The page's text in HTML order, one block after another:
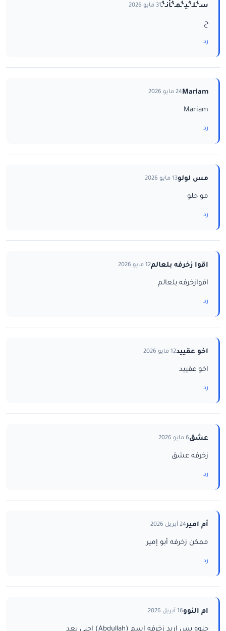
سـ‘ـُلـ‘ـُيـ‘ـُمـ‘ـُاْنـ‘ـُ31 مايو 2026
ح
رد
Mariam24 مايو 2026
Mariam
رد
مس لولو13 مايو 2026
مو حلو
رد
اقوا زخرفه بلعالم12 مايو 2026
اقوازخرفه بلعالم
رد
اخو عقييد12 مايو 2026
اخو عقييد
رد
عشق6 مايو 2026
زخرفه عشق
رد
أم امير24 أبريل 2026
ممكن زخرفه أبو إمير
رد
ام النوو16 أبريل 2026
حلوو بس اريد زخرفه اسم (Abdullah) احلى بعد